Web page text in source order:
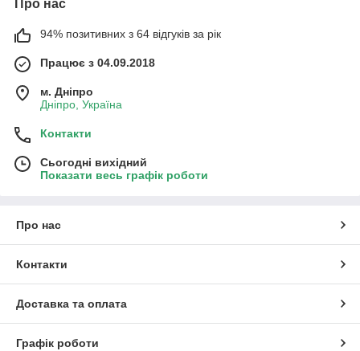
Про нас
94% позитивних з 64 відгуків за рік
Працює з 04.09.2018
м. Дніпро
Дніпро, Україна
Контакти
Сьогодні вихідний
Показати весь графік роботи
Про нас
Контакти
Доставка та оплата
Графік роботи